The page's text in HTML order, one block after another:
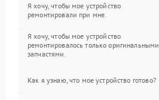
Я хочу, чтобы мое устройство
ремонтировали при мне.
Я хочу, чтобы мое устройство
ремонтировалось только оригинальными
запчастями.
Как я узнаю, что мое устройство готово?